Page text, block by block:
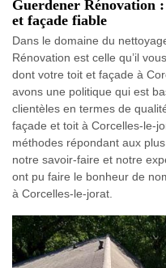
Guerdener Rénovation
et façade fiable
Dans le domaine du
Rénovation est celle qu’il
dont votre toit et façade à
avons une politique qui est
clientèles en termes de
façade et toit à Corcelles-le-
méthodes répondant aux
notre savoir-faire et notre
ont pu faire le bonheur de
à Corcelles-le-jorat.